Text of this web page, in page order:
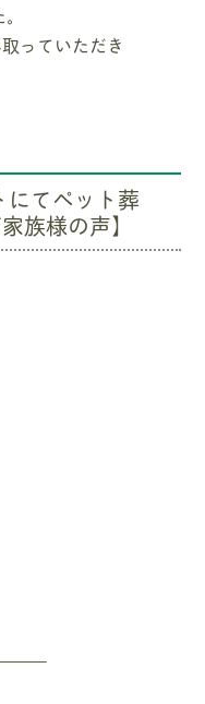
っていただき
てペット葬
族様の声】